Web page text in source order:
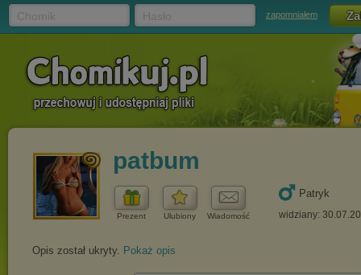
zapomniałem
patbum
Prezent Ulubiony Wiadomość
Patryk
widziany:
Opis został ukryty. Pokaż opis